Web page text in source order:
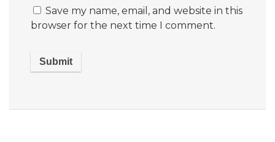
Save my name, email, and website in this
browser for the next time I comment.